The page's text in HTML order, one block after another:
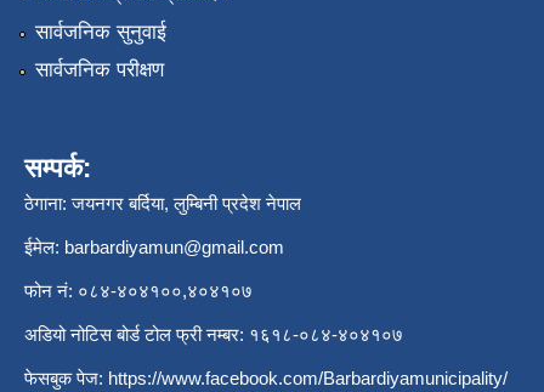
सार्वजनिक सुनुवाई
सार्वजनिक परीक्षण
सम्पर्क:
ठेगाना: जयनगर बर्दिया, लुम्बिनी प्रदेश नेपाल
ईमेल: barbardiyamun@gmail.com
फोन नं: ०८४-४०४१००,४०४१०७
अडियो नोटिस बोर्ड टोल फ्री नम्बर: १६१८-०८४-४०४१०७
फेसबुक पेज: https://www.facebook.com/Barbardiyamunicipality/